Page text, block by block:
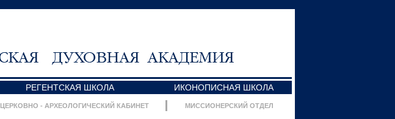
РЕГЕНТСКАЯ ШКОЛА ИКОНОПИСНАЯ ШКОЛА
ЦЕРКОВНО - АРХЕОЛОГИЧЕСКИЙ КАБИНЕТ МИССИОНЕРСКИЙ ОТДЕЛ